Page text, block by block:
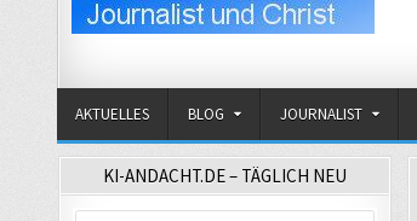
AKTUELLES BLOG JOURNALIST
KI-ANDACHT.DE – TÄGLICH NEU